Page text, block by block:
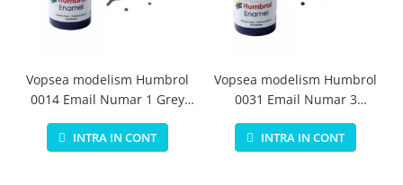
Vopsea modelism Humbrol
0014 Email Numar 1 Grey
Primer Matt 14ml
INTRA IN CONT
Vopsea modelism Humbrol
0031 Email Numar 3
Brunswick Green Gloss 14 ml
INTRA IN CONT